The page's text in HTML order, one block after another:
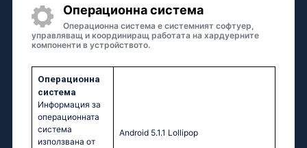
Операционна система
Операционна система е системният софтуер,
управляващ и координиращ работата на хардуерните
компоненти в устройството.
Операционна
система
Информация за
операционната
система
използвана от
Аndrоid 5.1.1 Lоlliрор